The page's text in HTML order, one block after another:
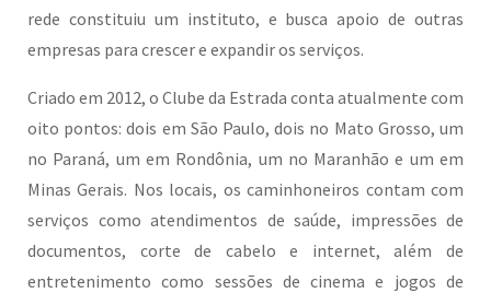
rede constituiu um instituto, e busca apoio de outras
empresas para crescer e expandir os serviços.
Criado em 2012, o Clube da Estrada conta atualmente com
oito pontos: dois em São Paulo, dois no Mato Grosso, um
no Paraná, um em Rondônia, um no Maranhão e um em
Minas Gerais. Nos locais, os caminhoneiros contam com
serviços como atendimentos de saúde, impressões de
documentos, corte de cabelo e internet, além de
entretenimento como sessões de cinema e jogos de